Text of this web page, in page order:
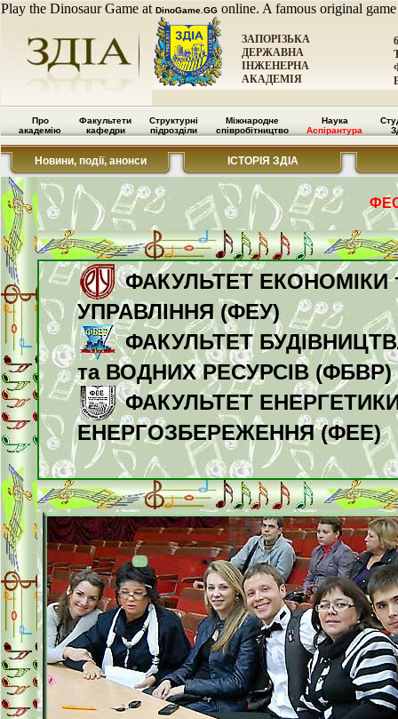
Play the Dinosaur Game at DinoGame.GG online. A famous original
ЗАПОРІЗЬКА
ДЕРЖАВНА
ІНЖЕНЕРНА
АКАДЕМІЯ
Про
академію
Факультети
кафедри
Структурні
підрозділи
Міжнародне
співробітництво
Наука
Аспірантура
Новини, події, анонси ІСТОРІЯ ЗДІА
ФАКУЛЬТЕТ ЕКОНОМІКИ
УПРАВЛІННЯ (ФЕУ)
ФАКУЛЬТЕТ
та ВОДНИХ РЕСУРСІВ (ФБВР)
ФАКУЛЬТЕТ
ЕНЕРГОЗБЕРЕЖЕННЯ (ФЕЕ)